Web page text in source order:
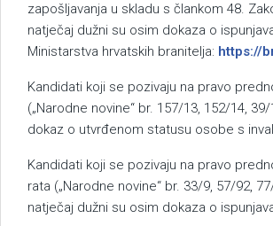
zapošljavanja u skladu s člankom 48.
natječaj dužni su osim dokaza o
Ministarstva hrvatskih branitelja: https://
Kandidati koji se pozivaju na pravo
(„Narodne novine“ br. 157/13, 152/14,
dokaz o utvrđenom statusu osobe s
Kandidati koji se pozivaju na pravo
rata („Narodne novine“ br. 33/9, 57/92,
natječaj dužni su osim dokaza o